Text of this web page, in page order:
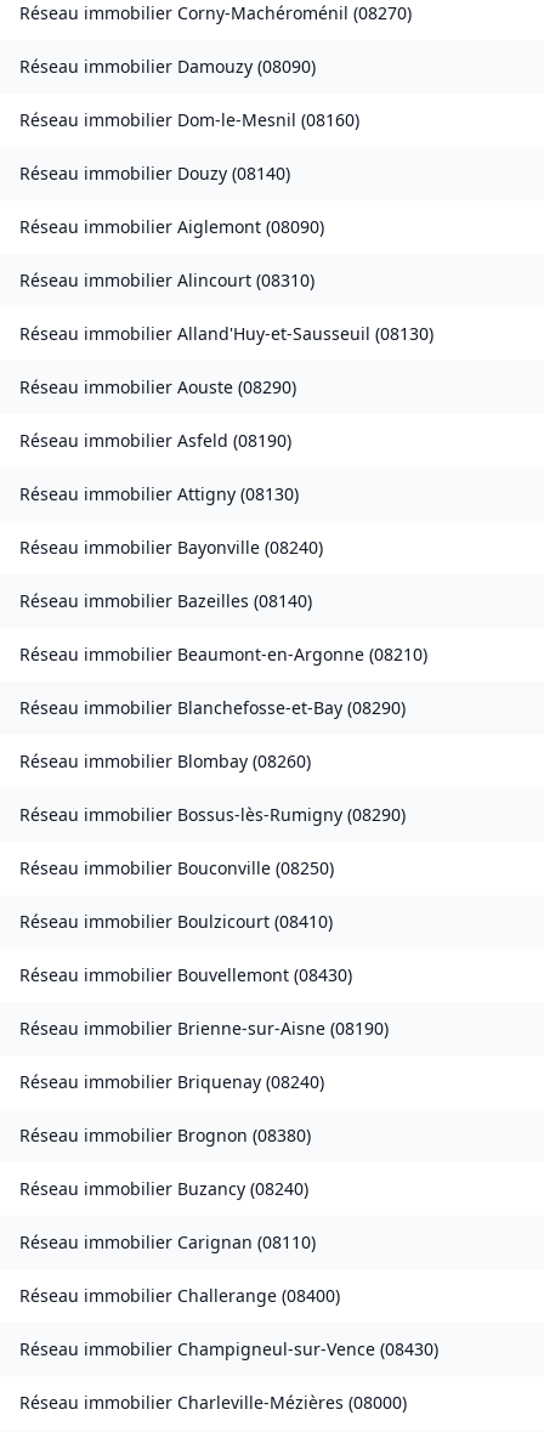
Réseau immobilier Corny-Machéroménil (08270)
Réseau immobilier Damouzy (08090)
Réseau immobilier Dom-le-Mesnil (08160)
Réseau immobilier Douzy (08140)
Réseau immobilier Aiglemont (08090)
Réseau immobilier Alincourt (08310)
Réseau immobilier Alland'Huy-et-Sausseuil (08130)
Réseau immobilier Aouste (08290)
Réseau immobilier Asfeld (08190)
Réseau immobilier Attigny (08130)
Réseau immobilier Bayonville (08240)
Réseau immobilier Bazeilles (08140)
Réseau immobilier Beaumont-en-Argonne (08210)
Réseau immobilier Blanchefosse-et-Bay (08290)
Réseau immobilier Blombay (08260)
Réseau immobilier Bossus-lès-Rumigny (08290)
Réseau immobilier Bouconville (08250)
Réseau immobilier Boulzicourt (08410)
Réseau immobilier Bouvellemont (08430)
Réseau immobilier Brienne-sur-Aisne (08190)
Réseau immobilier Briquenay (08240)
Réseau immobilier Brognon (08380)
Réseau immobilier Buzancy (08240)
Réseau immobilier Carignan (08110)
Réseau immobilier Challerange (08400)
Réseau immobilier Champigneul-sur-Vence (08430)
Réseau immobilier Charleville-Mézières (08000)